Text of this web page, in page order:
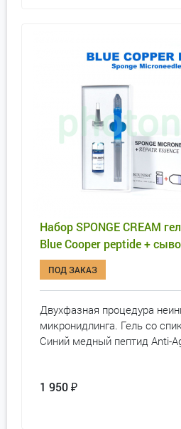
Набор SPONGE CREAM
Blue Cooper peptide +
ПОД ЗАКАЗ
Двухфазная процедура
микронидлинга. Гель со
Синий медный пептид Anti-
1 950 ₽